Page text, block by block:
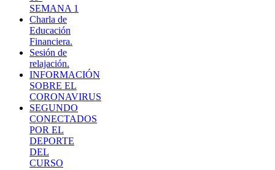
SEMANA 1
Charla de
Educación
Financiera.
Sesión de
relajación.
INFORMACIÓN
SOBRE EL
CORONAVIRUS
SEGUNDO
CONECTADOS
POR EL
DEPORTE
DEL
CURSO